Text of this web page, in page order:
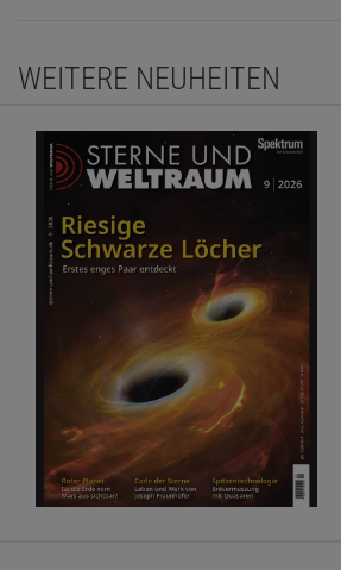
WEITERE NEUHEITEN